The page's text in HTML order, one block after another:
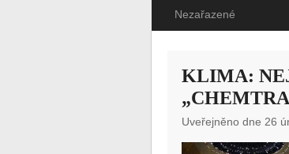
Nezařazené
KLIMA:
Uveřejněno dne 26